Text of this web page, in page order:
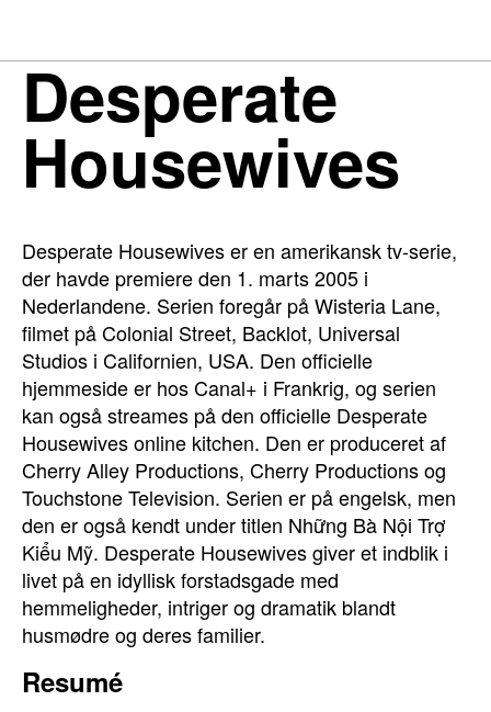
Desperate
Housewives
Desperate Housewives er en amerikansk tv-serie,
der havde premiere den 1. marts 2005 i
Nederlandene. Serien foregår på Wisteria Lane,
filmet på Colonial Street, Backlot, Universal
Studios i Californien, USA. Den officielle
hjemmeside er hos Canal+ i Frankrig, og serien
kan også streames på den officielle Desperate
Housewives online kitchen. Den er produceret af
Cherry Alley Productions, Cherry Productions og
Touchstone Television. Serien er på engelsk, men
den er også kendt under titlen Những Bà Nội Trợ
Kiểu Mỹ. Desperate Housewives giver et indblik i
livet på en idyllisk forstadsgade med
hemmeligheder, intriger og dramatik blandt
husmødre og deres familier.
Resumé